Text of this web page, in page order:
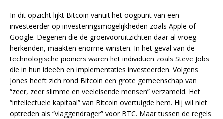
In dit opzicht lijkt Bitcoin vanuit het oogpunt van een
investeerder op investeringsmogelijkheden zoals Apple of
Google. Degenen die de groeivooruitzichten daar al vroeg
herkenden, maakten enorme winsten. In het geval van de
technologische pioniers waren het individuen zoals Steve Jobs
die in hun ideeën en implementaties investeerden. Volgens
Jones heeft zich rond Bitcoin een grote gemeenschap van
“zeer, zeer slimme en veeleisende mensen” verzameld. Het
“intellectuele kapitaal” van Bitcoin overtuigde hem. Hij wil niet
optreden als “vlaggendrager” voor BTC. Maar tussen de regels